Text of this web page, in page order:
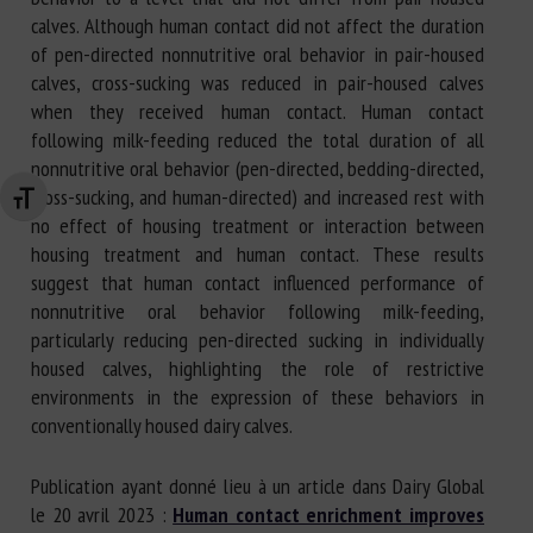
Changer la taille de la police
calves. Although human contact did not affect the duration
of pen-directed nonnutritive oral behavior in pair-housed
calves, cross-sucking was reduced in pair-housed calves
when they received human contact. Human contact
following milk-feeding reduced the total duration of all
nonnutritive oral behavior (pen-directed, bedding-directed,
cross-sucking, and human-directed) and increased rest with
no effect of housing treatment or interaction between
housing treatment and human contact. These results
suggest that human contact influenced performance of
nonnutritive oral behavior following milk-feeding,
particularly reducing pen-directed sucking in individually
housed calves, highlighting the role of restrictive
environments in the expression of these behaviors in
conventionally housed dairy calves.
Publication ayant donné lieu à un article dans Dairy Global
le 20 avril 2023 : Human contact enrichment improves